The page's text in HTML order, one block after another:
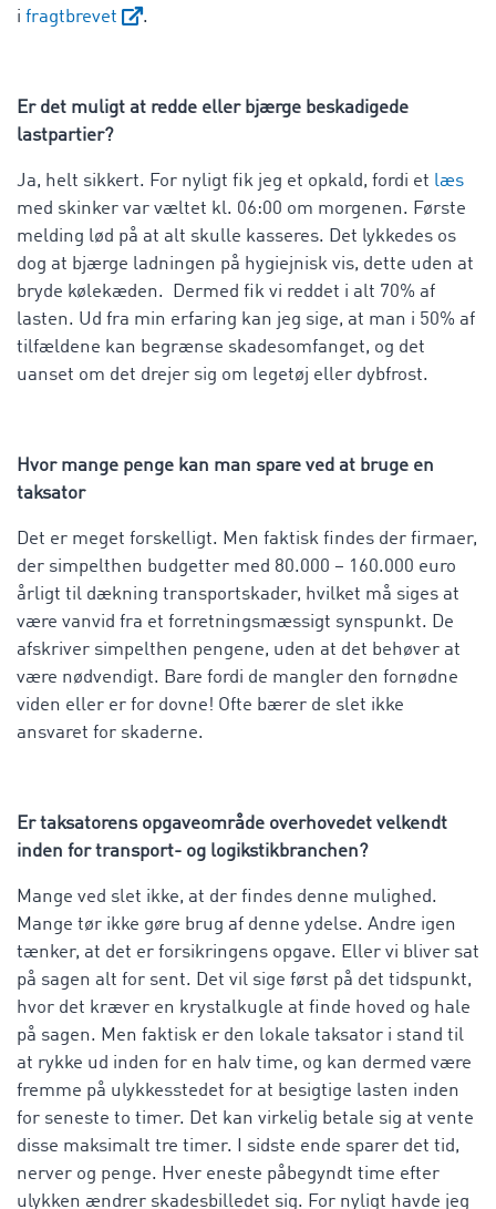
i fragtbrevet .
Er det muligt at redde eller bjærge beskadigede
lastpartier?
Ja, helt sikkert. For nyligt fik jeg et opkald, fordi et læs
med skinker var væltet kl. 06:00 om morgenen. Første
melding lød på at alt skulle kasseres. Det lykkedes os
dog at bjærge ladningen på hygiejnisk vis, dette uden at
bryde kølekæden. Dermed fik vi reddet i alt 70% af
lasten. Ud fra min erfaring kan jeg sige, at man i 50% af
tilfældene kan begrænse skadesomfanget, og det
uanset om det drejer sig om legetøj eller dybfrost.
Hvor mange penge kan man spare ved at bruge en
taksator
Det er meget forskelligt. Men faktisk findes der firmaer,
der simpelthen budgetter med 80.000 – 160.000 euro
årligt til dækning transportskader, hvilket må siges at
være vanvid fra et forretningsmæssigt synspunkt. De
afskriver simpelthen pengene, uden at det behøver at
være nødvendigt. Bare fordi de mangler den fornødne
viden eller er for dovne! Ofte bærer de slet ikke
ansvaret for skaderne.
Er taksatorens opgaveområde overhovedet velkendt
inden for transport- og logikstikbranchen?
Mange ved slet ikke, at der findes denne mulighed.
Mange tør ikke gøre brug af denne ydelse. Andre igen
tænker, at det er forsikringens opgave. Eller vi bliver sat
på sagen alt for sent. Det vil sige først på det tidspunkt,
hvor det kræver en krystalkugle at finde hoved og hale
på sagen. Men faktisk er den lokale taksator i stand til
at rykke ud inden for en halv time, og kan dermed være
fremme på ulykkesstedet for at besigtige lasten inden
for seneste to timer. Det kan virkelig betale sig at vente
disse maksimalt tre timer. I sidste ende sparer det tid,
nerver og penge. Hver eneste påbegyndt time efter
ulykken ændrer skadesbilledet sig. For nyligt havde jeg